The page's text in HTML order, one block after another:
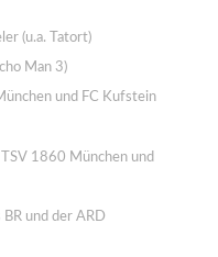
(u.a. Tatort)
Man 3)
und FC Kufstein
1860 München und
und der ARD